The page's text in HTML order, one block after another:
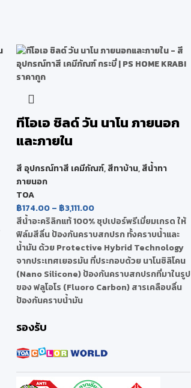
ทีโอเอ ชิลด์ วัน นาโน ภายนอก
และภายใน
สี อุปกรณ์ทาสี เคมีภัณฑ์, สีทาบ้าน, สีน้ำทา
ภายนอก
TOA
฿174.00 – ฿3,111.00
สีน้ำอะคริลิกแท้ 100% ซุปเปอร์พรีเมี่ยมเกรด ให้
ฟิล์มสีลื่น ป้องกันคราบสกปรก ทั้งคราบน้ำและ
น้ำมัน ด้วย Protective Hybrid Technology
จากประเทศเยอรมัน ที่ประกอบด้วย นาโนซิลิโคน
(Nano Silicone) ป้องกันคราบสกปรกที่มาในรูป
ของ ฟลูโอโร (Fluoro Carbon) สารเคลือบลื่น
ป้องกันคราบน้ำมัน
รองรับ